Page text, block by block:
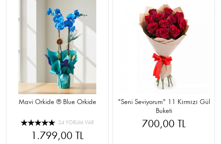
Mavi Orkide ® Blue Orkide
24 YORUM VAR
1.799,00 TL
"Seni Seviyorum" 11 Kırmızı Gül
Buketi
700,00 TL